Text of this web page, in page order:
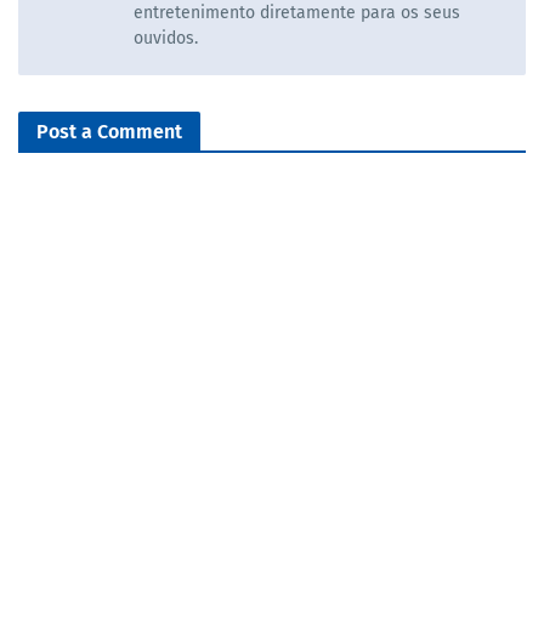
entretenimento diretamente para os seus
ouvidos.
Post a Comment